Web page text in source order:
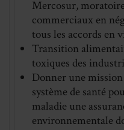
Mercosur,
commerciaux en
tous les accords en
Transition
toxiques des
Donner une
système de santé
maladie une
environnementale